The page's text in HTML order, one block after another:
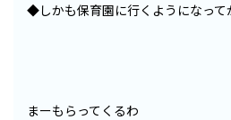
◆しかも保育園に行くようになっ
まーもらってくるわ